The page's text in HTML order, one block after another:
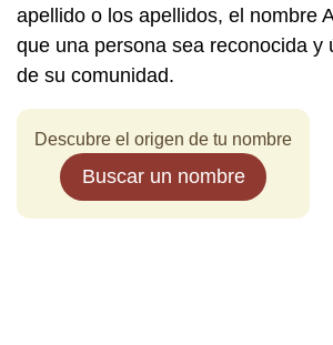
apellido o los apellidos, el nombre
que una persona sea reconocida y
de su comunidad.
Descubre el origen de tu nombre
Buscar un nombre